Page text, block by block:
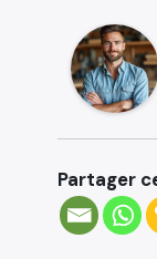
Partager